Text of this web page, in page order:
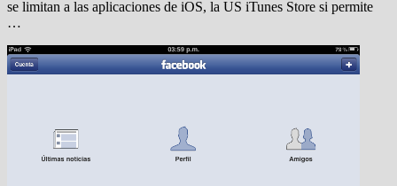
se limitan a las aplicaciones de iOS, la US iTunes Store si permite
…